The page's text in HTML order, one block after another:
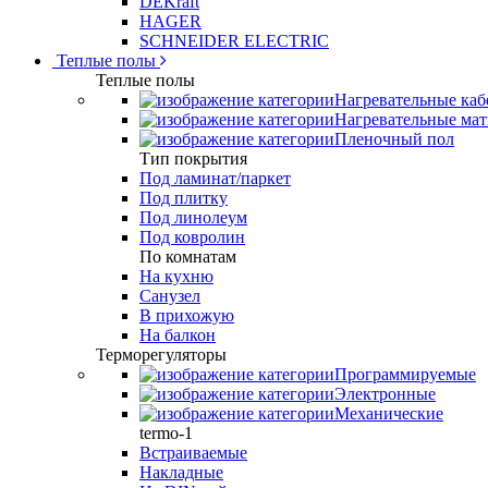
HAGER
SCHNEIDER ELECTRIC
Теплые полы
Теплые полы
Нагревательные
Нагревательные
Пленочный пол
Тип покрытия
Под ламинат/паркет
Под плитку
Под линолеум
Под ковролин
По комнатам
На кухню
Санузел
В прихожую
На балкон
Терморегуляторы
Программируемые
Электронные
Механические
termo-1
Встраиваемые
Накладные